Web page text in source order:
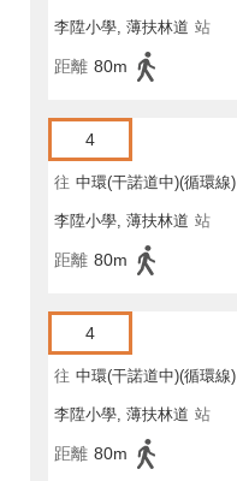
李陞小學, 薄扶林道 站
距離 80m
4
往 中環(干諾道中)(循環線)
李陞小學, 薄扶林道 站
距離 80m
4
往 中環(干諾道中)(循環線)
李陞小學, 薄扶林道 站
距離 80m